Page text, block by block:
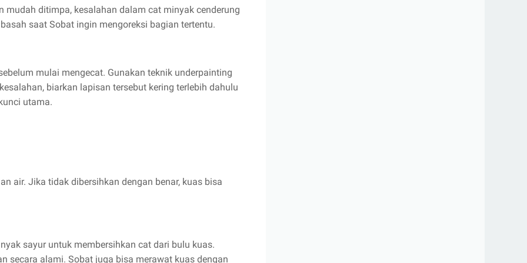
mudah ditimpa, kesalahan dalam cat minyak cenderung
saat Sobat ingin mengoreksi bagian tertentu.
mulai mengecat. Gunakan teknik underpainting
biarkan lapisan tersebut kering terlebih dahulu
utama.
air. Jika tidak dibersihkan dengan benar, kuas bisa
sayur untuk membersihkan cat dari bulu kuas.
secara alami. Sobat juga bisa merawat kuas dengan